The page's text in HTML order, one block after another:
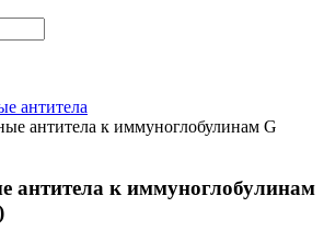
антитела
антитела к иммуноглобулинам G
антитела к иммуноглобулинам